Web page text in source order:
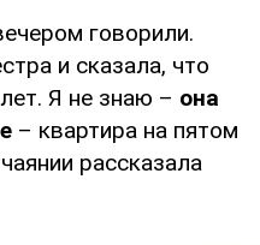
говорили.
и сказала, что
Я не знаю – она
– квартира на пятом
рассказала